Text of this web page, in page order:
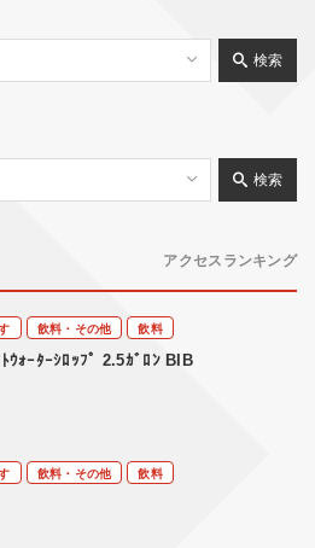
検索
検索
アクセスランキング
飲料・その他
飲料
ｳｫｰﾀｰｼﾛｯﾌﾟ 2.5ｶﾞﾛﾝ BIB
飲料・その他
飲料